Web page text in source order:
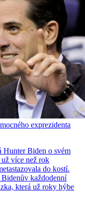
exprezidenta
Hunter Biden o svém
více než rok
do kostí.
každodenní
která už roky hýbe